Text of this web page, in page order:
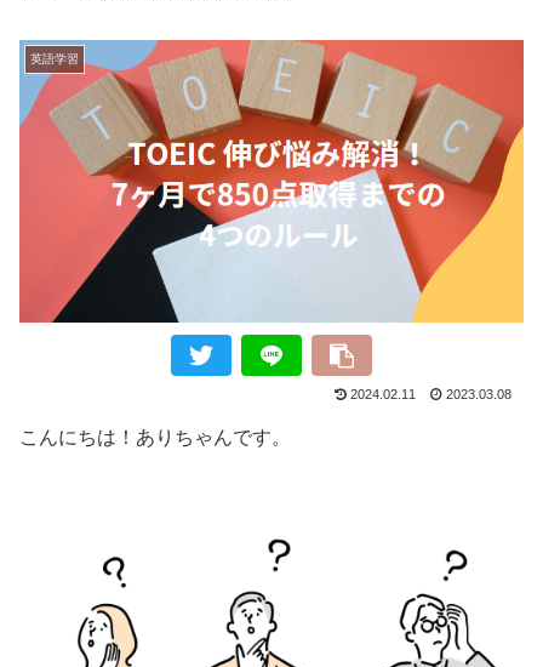
英語学習
2024.02.11 2023.03.08
こんにちは！ありちゃんです。